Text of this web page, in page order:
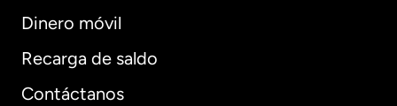
Dinero móvil
Recarga de saldo
Contáctanos